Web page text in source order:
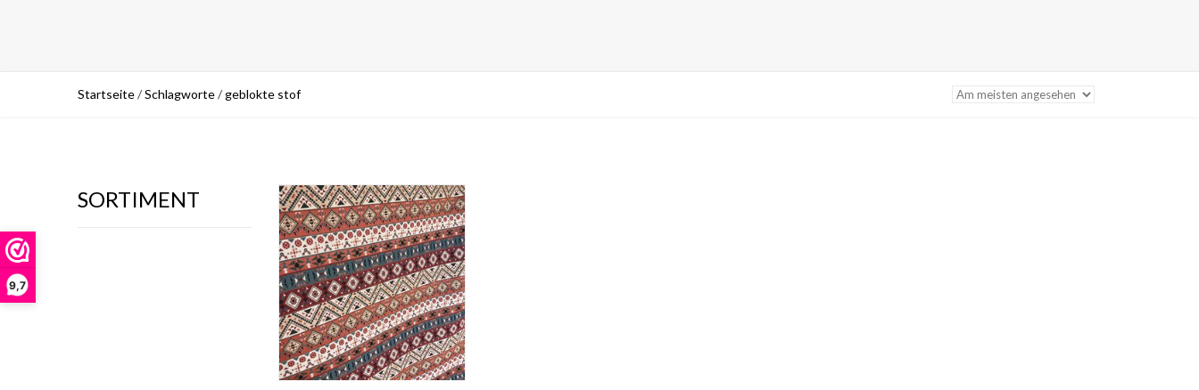
9,7
Startseite/Schlagworte/geblokte stof
SORTIMENT
WEITER